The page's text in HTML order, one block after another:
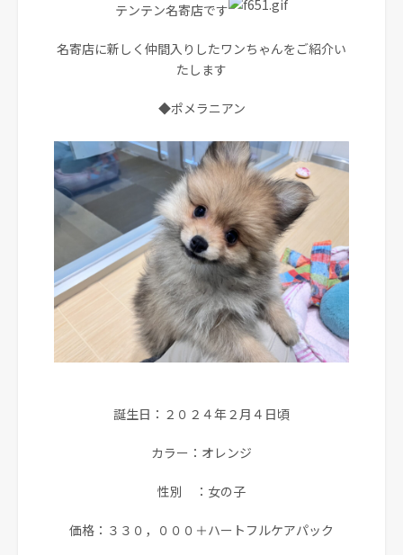
テンテン名寄店です
名寄店に新しく仲間入りしたワンちゃんをご紹介い
たします
◆ポメラニアン
誕生日：２０２４年２月４日頃
カラー：オレンジ
性別 ：女の子
価格：３３０，０００＋ハートフルケアパック